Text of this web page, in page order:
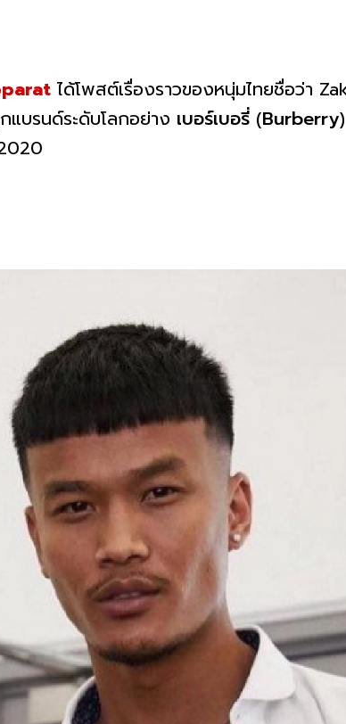
ได้โพสต์เรื่องราวของหนุ่มไทยชื่อว่า
แบรนด์ระดับโลกอย่าง เบอร์เบอรี่ (Burberry